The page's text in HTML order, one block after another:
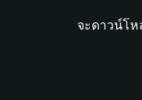
จะดาวน์โห